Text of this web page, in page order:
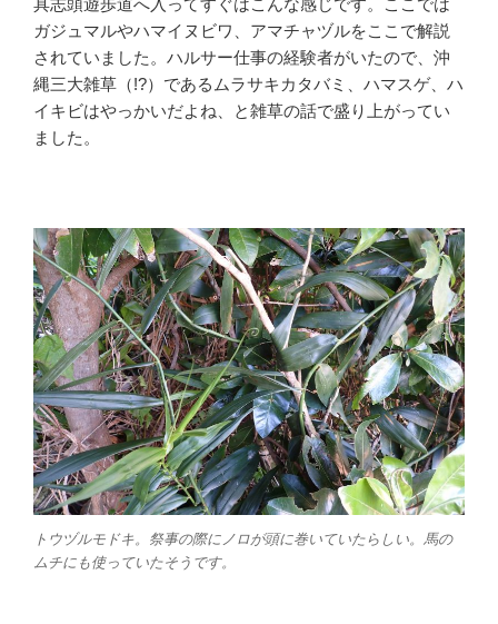
ガジュマルやハマイヌビワ、アマチャヅルをここで解説
されていました。ハルサー仕事の経験者がいたので、沖
縄三大雑草（!?）であるムラサキカタバミ、ハマスゲ、ハ
イキビはやっかいだよね、と雑草の話で盛り上がってい
ました。
トウヅルモドキ。祭事の際にノロが頭に巻いていたらしい。馬の
ムチにも使っていたそうです。